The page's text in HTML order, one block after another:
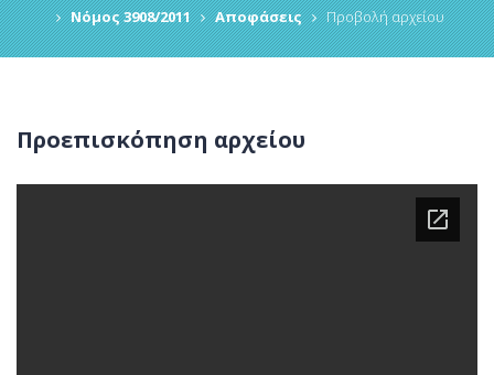
Νόμος 3908/2011
Αποφάσεις Προβολή αρχείου
Προεπισκόπηση αρχείου